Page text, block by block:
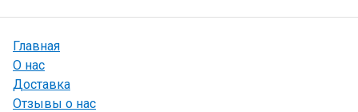
Главная
О нас
Доставка
Отзывы о нас